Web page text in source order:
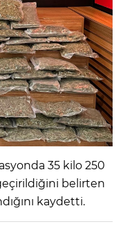
35 kilo 250
belirten
kaydetti.